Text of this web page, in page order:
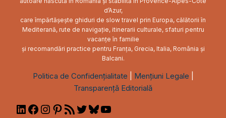
d’Azur,
care împărtășește ghiduri de slow travel prin Europa, călătorii în
Mediterană, rute de navigație, itinerarii culturale, sfaturi pentru
vacanțe în familie
și recomandări practice pentru Franța, Grecia, Italia, România și
Balcani.
Politica de Confidențialitate Mențiuni Legale
Transparență Editorială
LinkedIn
Facebook
Instagram
Pinterest
RSSTwitterBluesky